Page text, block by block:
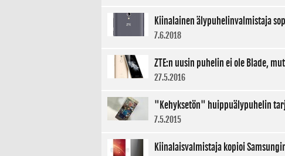
Kiinalainen älypuhelinvalmistaja
7.6.2018
ZTE:n uusin puhelin ei ole Blade,
27.5.2016
"Kehyksetön" huippuälypuhelin
7.5.2015
Kiinalaisvalmistaja kopioi